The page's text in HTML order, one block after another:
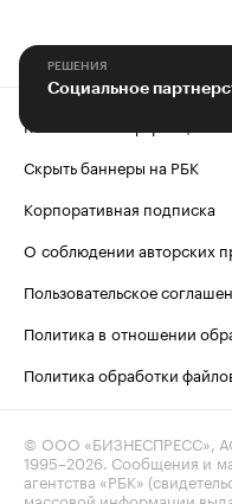
РЕШЕНИЯ
Контактная информация
Скрыть баннеры на РБК
Корпоративная подписка
О соблюдении авторских
Пользовательское
Политика в отношении
Политика обработки
© ООО «БИЗНЕСПРЕСС»,
1995–2026 . Сообщения и
агентства «РБК»
массовой информации